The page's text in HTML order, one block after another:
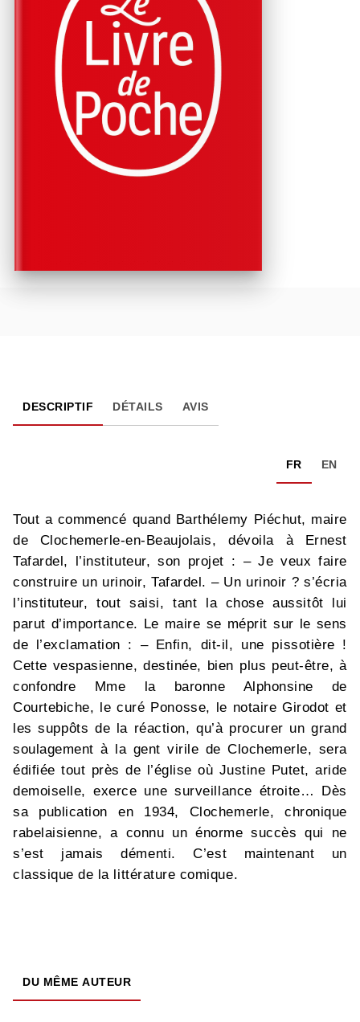
DESCRIPTIF DÉTAILS AVIS
FR EN
Tout a commencé quand Barthélemy Piéchut, maire
de Clochemerle-en-Beaujolais, dévoila à Ernest
Tafardel, l’instituteur, son projet : – Je veux faire
construire un urinoir, Tafardel. – Un urinoir ? s’écria
l’instituteur, tout saisi, tant la chose aussitôt lui
parut d’importance. Le maire se méprit sur le sens
de l’exclamation : – Enfin, dit-il, une pissotière !
Cette vespasienne, destinée, bien plus peut-être, à
confondre Mme la baronne Alphonsine de
Courtebiche, le curé Ponosse, le notaire Girodot et
les suppôts de la réaction, qu’à procurer un grand
soulagement à la gent virile de Clochemerle, sera
édifiée tout près de l’église où Justine Putet, aride
demoiselle, exerce une surveillance étroite… Dès
sa publication en 1934, Clochemerle, chronique
rabelaisienne, a connu un énorme succès qui ne
s’est jamais démenti. C’est maintenant un
classique de la littérature comique.
DU MÊME AUTEUR